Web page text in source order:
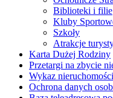
Biblioteki i filie
Kluby
Szkoły
Atrakcje
Karta Dużej Rodziny
Przetargi na zbycie
Wykaz
Ochrona danych